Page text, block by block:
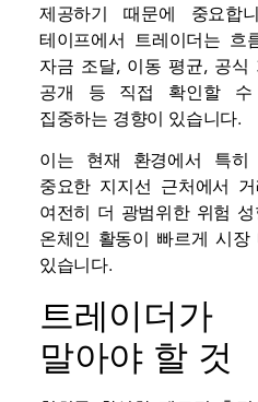
제공하기 때문에 중요합
테이프에서 트레이더는
자금 조달, 이동 평균, 공
공개 등 직접 확인할 수
집중하는 경향이 있습니다.
이는 현재 환경에서 특히
중요한 지지선 근처에서
여전히 ​​더 광범위한 위험
온체인 활동이 빠르게 시
있습니다.
트레이더
말아야 할 것